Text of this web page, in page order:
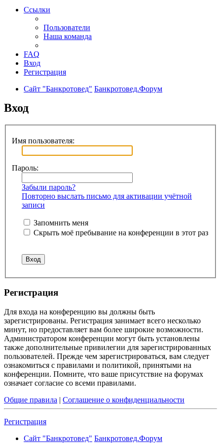
Ссылки
Пользователи
Наша команда
FAQ
Вход
Регистрация
Сайт "Банкротовед" Банкротовед.Форум
Вход
Имя пользователя:
Пароль:
Забыли пароль?
Повторно выслать письмо для активации учётной
записи
Запомнить меня
Скрыть моё пребывание на конференции в этот раз
Регистрация
Для входа на конференцию вы должны быть
зарегистрированы. Регистрация занимает всего несколько
минут, но предоставляет вам более широкие возможности.
Администратором конференции могут быть установлены
также дополнительные привилегии для зарегистрированных
пользователей. Прежде чем зарегистрироваться, вам следует
ознакомиться с правилами и политикой, принятыми на
конференции. Помните, что ваше присутствие на форумах
означает согласие со всеми правилами.
Общие правила | Соглашение о конфиденциальности
Регистрация
Сайт "Банкротовед" Банкротовед.Форум